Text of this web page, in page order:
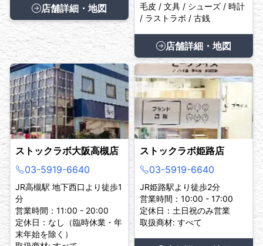
店舗詳細・地図
毛皮 / 文具 / シューズ / 時計
/ ラストラボ / 古銭
店舗詳細・地図
ストックラボ大阪高槻店
03-5919-6640
JR高槻駅 地下西口より徒歩1
分
営業時間：11:00 - 20:00
定休日：なし（臨時休業・年
末年始を除く）
ストックラボ姫路店
03-5919-6640
JR姫路駅より徒歩2分
営業時間：10:00 - 17:00
定休日：土日祝のみ営業
取扱商材: すべて